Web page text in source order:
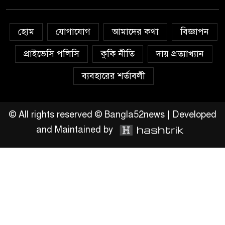
অনলাইন জুয়ার অবৈধ লেনদেনে
জড়িয়ে পড়ছে স্থানীয় বিকাশ এজেন্ট;
ক্ষুব্ধ এলাকাবাসী।।
জিয়ানগরের বলেশ্বর নদীতে যৌথ
হোম যোগাযোগ আমাদের কথা
বিজ্ঞাপন
প্রাইভেসি পলিসি
কুকি নীতি
দায় প্রত্যাখ্যান
ব্যবহারের শর্তাবলী
© All rights reserved © Bangla52news | Developed
and Maintained by